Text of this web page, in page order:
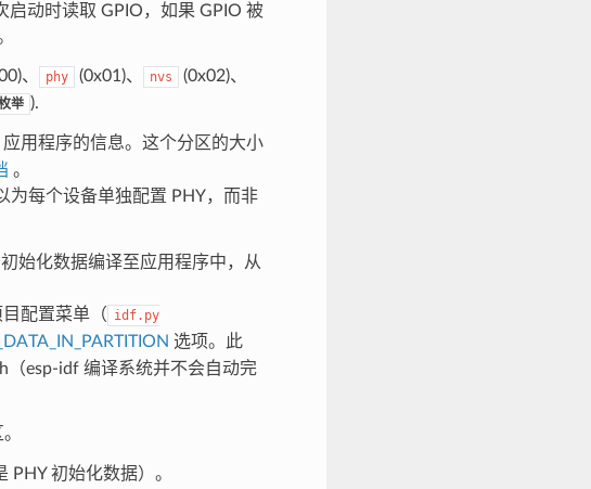
动时读取 GPIO，如果 GPIO 被
、 phy (0x01)、 nvs (0x02)、
举 ).
用程序的信息。这个分区的大小
。
为每个设备单独配置 PHY，而非
始化数据编译至应用程序中，从
配置菜单（
idf.py
选项。此
（esp-idf 编译系统并不会自动完
初始化数据）。